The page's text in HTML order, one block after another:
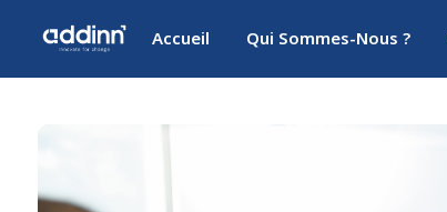
Accueil Qui Sommes-Nous ?